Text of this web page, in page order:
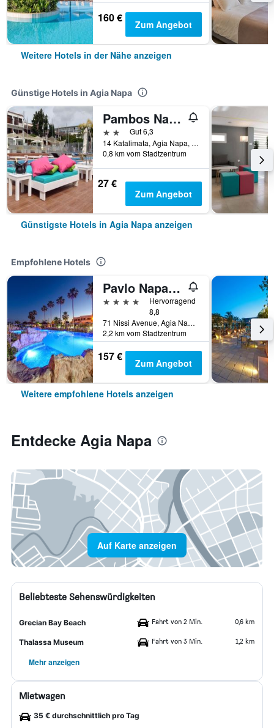
160 € Zum Angebot
Weitere Hotels in der Nähe anzeigen
Günstige Hotels in Agia Napa
Pambos Napa Rocs
2 SterneGut 6,3
14 Katalimata, Agia Napa, Zypern
0,8 km vom Stadtzentrum
27 €
Zum Angebot
Günstigste Hotels in Agia Napa anzeigen
Empfohlene Hotels
Pavlo Napa Beach Hotel
4 Sterne
Hervorragend
8,8
71 Nissi Avenue, Agia Napa, Zypern
2,2 km vom Stadtzentrum
157 € Zum Angebot
Weitere empfohlene Hotels anzeigen
Entdecke Agia Napa
Auf Karte anzeigen
Beliebteste Sehenswürdigkeiten
Grecian Bay Beach Fahrt von 2 Min. 0,6 km
Thalassa Museum Fahrt von 3 Min. 1,2 km
Mehr anzeigen
Mietwagen
35 € durchschnittlich pro Tag